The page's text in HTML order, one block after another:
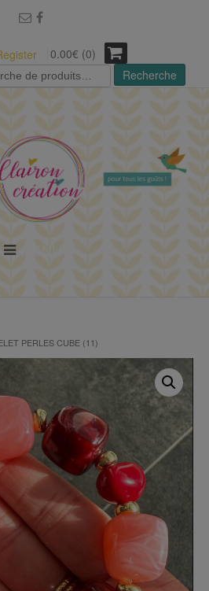
0.00€ (0)
Recherche
PERLES CUBE (11)